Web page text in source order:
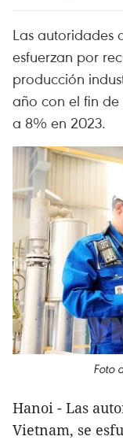
Las autoridades
esfuerzan por
producción
año con el fin
a 8% en 2023.
Foto
Hanoi - Las
Vietnam, se